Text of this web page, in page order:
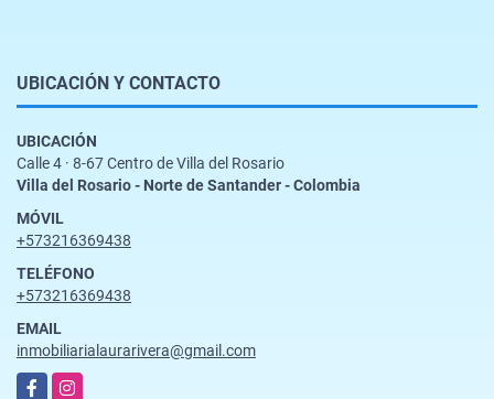
UBICACIÓN Y CONTACTO
UBICACIÓN
Calle 4 · 8-67 Centro de Villa del Rosario
Villa del Rosario - Norte de Santander - Colombia
MÓVIL
+573216369438
TELÉFONO
+573216369438
EMAIL
inmobiliarialaurarivera@gmail.com
FacebookInstagram